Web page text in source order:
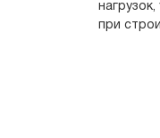
при